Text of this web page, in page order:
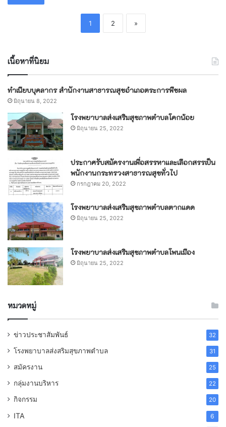
1 2 »
เนื้อหาที่นิยม
ทำเนียบบุคลากร สำนักงานสาธารณสุขอำเภอตระการพืชผล
มิถุนายน 8, 2022
โรงพยาบาลส่งเสริมสุขภาพตำบลโคกน้อย
มิถุนายน 25, 2022
ประกาศรับสมัครงานเพื่อสรรหาและเลือกสรรเป็น
พนักงานกระทรวงสาธารณสุขทั่วไป
กรกฎาคม 20, 2022
โรงพยาบาลส่งเสริมสุขภาพตำบลตากแดด
มิถุนายน 25, 2022
โรงพยาบาลส่งเสริมสุขภาพตำบลโพนเมือง
มิถุนายน 25, 2022
หมวดหมู่
ข่าวประชาสัมพันธ์ 32
โรงพยาบาลส่งสริมสุขภาพตำบล 31
สมัครงาน 25
กลุ่มงานบริหาร 22
กิจกรรม 20
ITA 6